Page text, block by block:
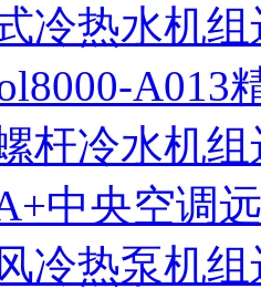
冷热水机
A013
杆冷水机
中央空调
冷热泵机